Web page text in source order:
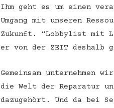
Ihm geht es um einen
Umgang mit unseren
Zukunft. “Lobbylist mit
er von der ZEIT deshalb
Gemeinsam unternehmen
die Welt der Reparatur
dazugehört. Und da bei